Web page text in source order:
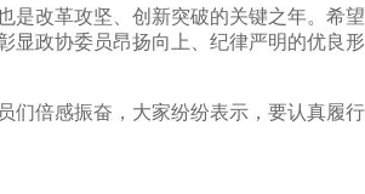
改革攻坚、创新突破的关键之年。希望
显政协委员昂扬向上、纪律严明的优良形
倍感振奋，大家纷纷表示，要认真履行